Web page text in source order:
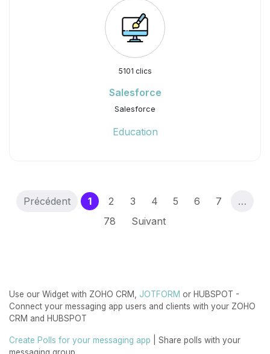
5101 clics
Salesforce
Salesforce
Education
Précédent 1(current)
2 3 4 5 6 7
…
78
Suivant
Use our Widget with ZOHO CRM, JOTFORM or HUBSPOT -
Connect your messaging app users and clients with your ZOHO
CRM and HUBSPOT
Create Polls for your messaging app | Share polls with your